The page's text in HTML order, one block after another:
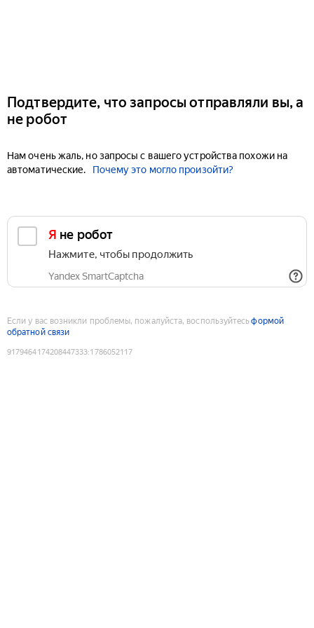
Подтвердите, что запросы отправляли вы, а
не робот
Нам очень жаль, но запросы с вашего устройства похожи на
автоматические.
Почему это могло произойти?
Я не робот
Нажмите, чтобы продолжить
Yandex SmartCaptcha
Если у вас возникли проблемы, пожалуйста, воспользуйтесьформой
обратной связи
9179464174208447333:1786052117